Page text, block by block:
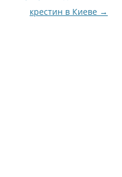
крестин в Киеве →